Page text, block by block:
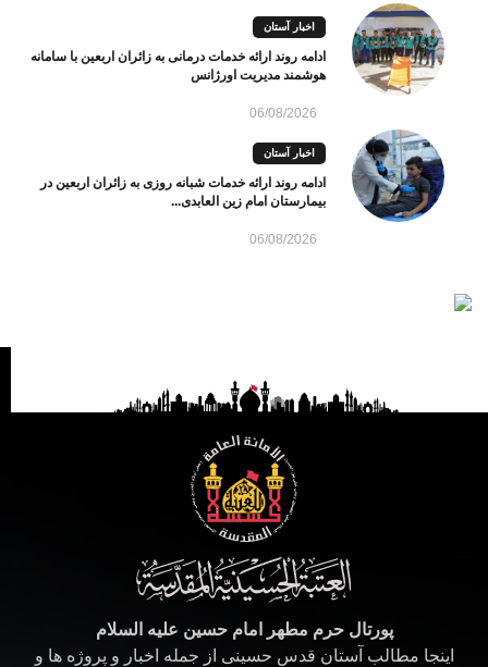
اخبار آستان
ادامه روند ارائه خدمات درمانی به زائران اربعین با سامانه
هوشمند مدیریت اورژانس
06/08/2026
اخبار آستان
ادامه روند ارائه خدمات شبانه روزی به زائران اربعین در
بیمارستان امام زین العابدی...
06/08/2026
پورتال حرم مطهر امام حسین علیه السلام
اینجا مطالب آستان قدس حسینی از جمله اخبار و پروژه ها و